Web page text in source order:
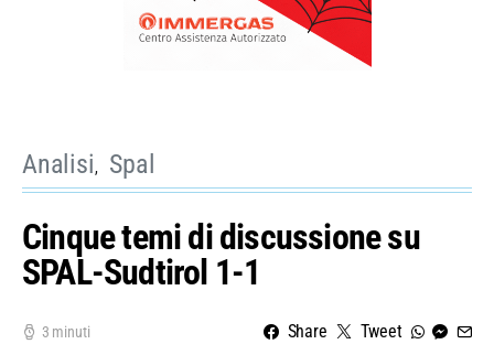
Analisi Spal
Cinque temi di discussione su
SPAL-Sudtirol 1-1
3 minuti Share Tweet